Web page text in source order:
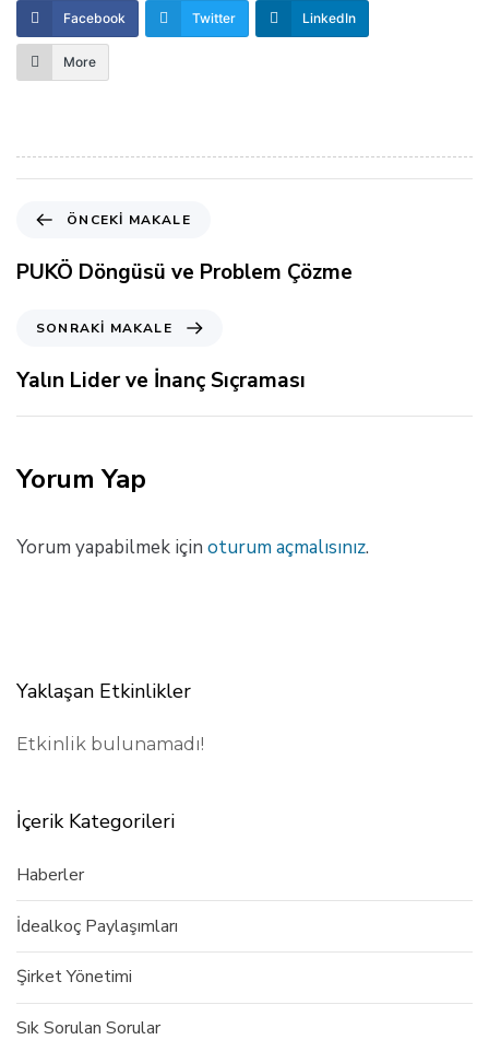
Facebook Twitter LinkedIn
More
c
e
a
k
l
e
ÖNCEKI MAKALE
PUKÖ Döngüsü ve Problem Çözme
n
r
a
i
M
k
SONRAKI MAKALE
Yalın Lider ve İnanç Sıçraması
Yorum Yap
Yorum yapabilmek için oturum açmalısınız.
Yaklaşan Etkinlikler
Etkinlik bulunamadı!
İçerik Kategorileri
Haberler
İdealkoç Paylaşımları
Şirket Yönetimi
Sık Sorulan Sorular